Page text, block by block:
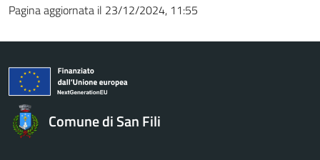
Pagina aggiornata il 23/12/2024, 11:55
Comune di San Fili